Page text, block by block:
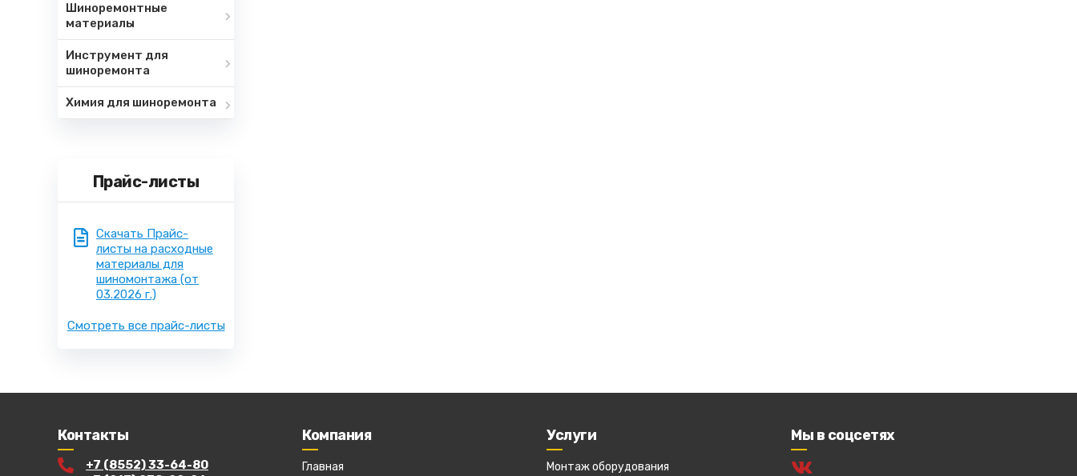
Шиноремонтные
материалы
Инструмент для
шиноремонта
Химия для шиноремонта
Прайс-листы
Скачать Прайс-
листы на расходные
материалы для
шиномонтажа (от
03.2026 г.)
Смотреть все прайс-листы
Контакты
+7 (8552) 33-64-80
Компания
Главная
Услуги
Монтаж оборудования
Мы в соцсетях